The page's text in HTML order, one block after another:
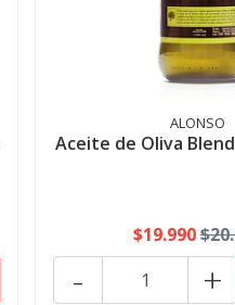
ALONSO
Aceite de Oliva
$19.990
+
-